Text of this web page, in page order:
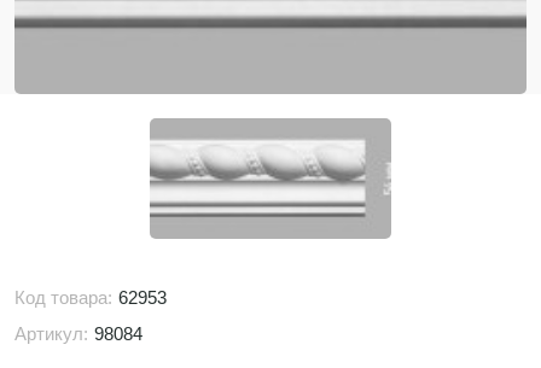
Код товара: 62953
Артикул: 98084